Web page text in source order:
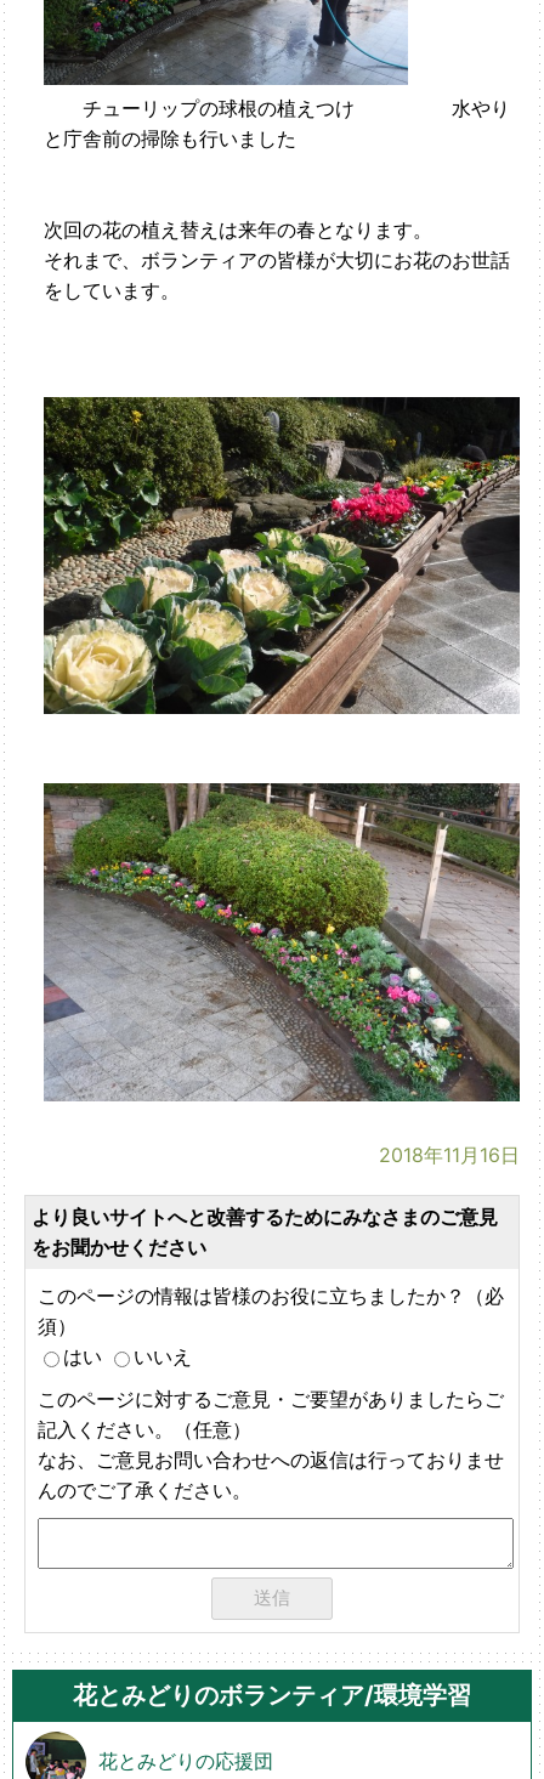
チューリップの球根の植えつけ 水やり
と庁舎前の掃除も行いました
次回の花の植え替えは来年の春となります。
それまで、ボランティアの皆様が大切にお花のお世話
をしています。
2018年11月16日
より良いサイトへと改善するためにみなさまのご意見
をお聞かせください
このページの情報は皆様のお役に立ちましたか？（必
須）
はい
いいえ
このページに対するご意見・ご要望がありましたらご
記入ください。（任意）
なお、ご意見お問い合わせへの返信は行っておりませ
んのでご了承ください。
花とみどりのボランティア/環境学習
花とみどりの応援団